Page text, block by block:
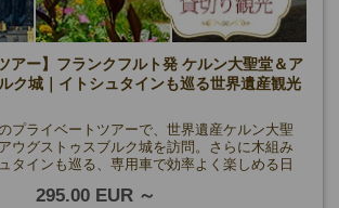
アー】フランクフルト発 ケルン大聖堂＆ア
ク城｜イトシュタインも巡る世界遺産観光
プライベートツアーで、世界遺産ケルン大聖
ウグストゥスブルク城を訪問。さらに木組み
タインも巡る、専用車で効率よく楽しめる日
295.00 EUR